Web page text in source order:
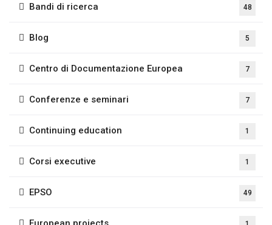
Bandi di ricerca 48
Blog 5
Centro di Documentazione Europea 7
Conferenze e seminari 7
Continuing education 1
Corsi executive 1
EPSO 49